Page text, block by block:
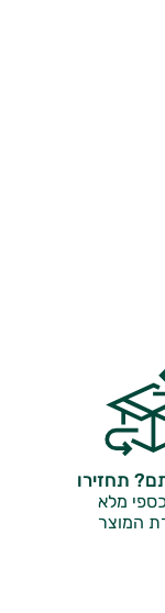
תחזירו
מלא
המוצר